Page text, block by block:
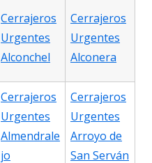
Cerrajeros
Urgentes
Alconchel
Cerrajeros
Urgentes
Alconera
Cerrajeros
Urgentes
Almendrale
jo
Cerrajeros
Urgentes
Arroyo de
San Serván